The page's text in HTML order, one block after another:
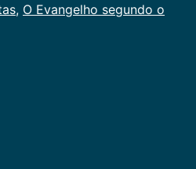
, O Evangelho segundo o